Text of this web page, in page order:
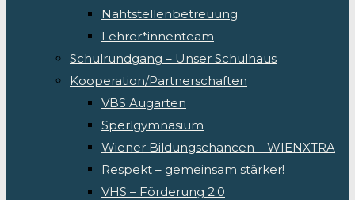
Nahtstellenbetreuung
Lehrer*innenteam
Schulrundgang – Unser Schulhaus
Kooperation/Partnerschaften
VBS Augarten
Sperlgymnasium
Wiener Bildungschancen – WIENXTRA
Respekt – gemeinsam stärker!
VHS – Förderung 2.0